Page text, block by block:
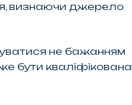
визнаючи джерело
не бажанням
бути кваліфікована